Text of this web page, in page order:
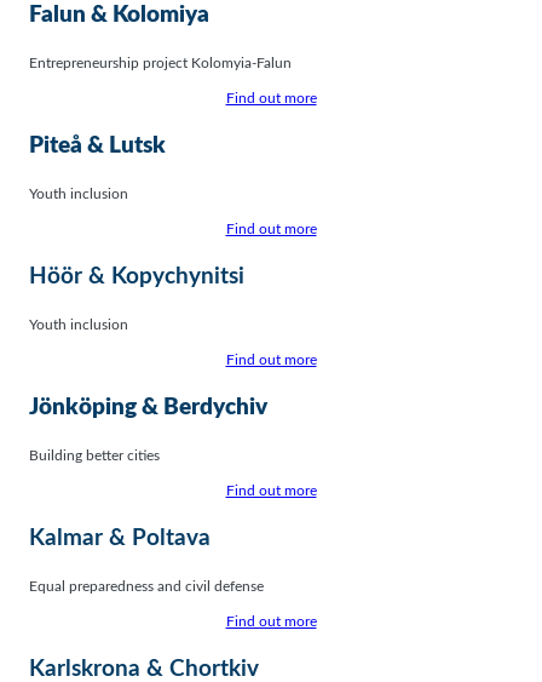
Falun & Kolomiya
Entrepreneurship project Kolomyia-Falun
Find out more
Piteå & Lutsk
Youth inclusion
Find out more
Höör & Kopychynitsi
Youth inclusion
Find out more
Jönköping & Berdychiv
Building better cities
Find out more
Kalmar & Poltava
Equal preparedness and civil defense
Find out more
Karlskrona & Chortkiv